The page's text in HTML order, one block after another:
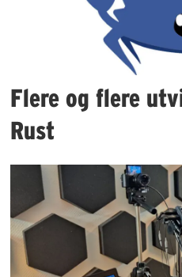
Flere og flere
Rust